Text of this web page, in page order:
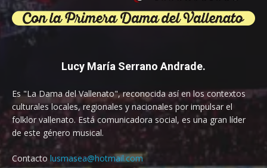
Lucy María Serrano Andrade.
Es "La Dama del Vallenato", reconocida así en los contextos
culturales locales, regionales y nacionales por impulsar el
folklor vallenato. Está comunicadora social, es una gran líder
de este género musical.
Contacto lusmasea@hotmail.com